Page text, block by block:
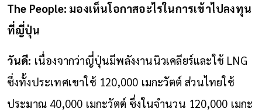
The People: มองเห็นโอกาสอะไรในการเข้าไปลงทุน
ที่ญี่ปุ่น
วันดี: เนื่องจากว่าญี่ปุ่นมีพลังงานนิวเคลียร์และใช้ LNG
ซึ่งทั้งประเทศเขาใช้ 120,000 เมกะวัตต์ ส่วนไทยใช้
ประมาณ 40,000 เมกะวัตต์ ซึ่งในจำนวน 120,000 เมกะ